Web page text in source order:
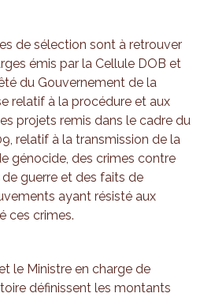
de sélection sont à retrouver
émis par la Cellule DOB et
du Gouvernement de la
relatif à la procédure et aux
projets remis dans le cadre du
relatif à la transmission de la
génocide, des crimes contre
de guerre et des faits de
ayant résisté aux
ces crimes.
le Ministre en charge de
définissent les montants